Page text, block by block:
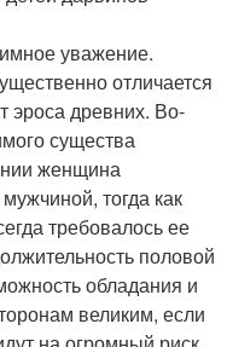
уважение.
отличается
эроса древних. Во-
существа
женщина
тогда как
требовалось ее
половой
обладания и
великим, если